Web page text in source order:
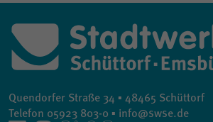
Quendorfer Straße 34 ▪ 48465 Schüttorf
Telefon 05923 803-0 ▪ info@swse.de